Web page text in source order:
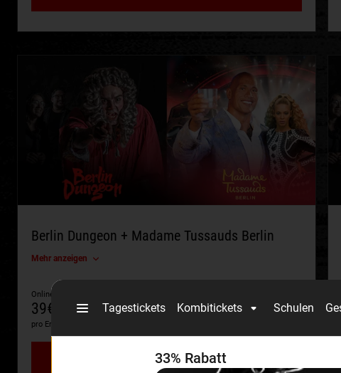
Berlin Dungeon + Madame Tussauds Berlin
Mehr anzeigen
Online ab
39€
pro Erw. (15+)
58,50€
Jetzt buchen